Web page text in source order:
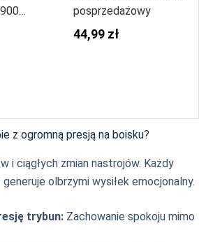
posprzedażowy
44,99 zł
z ogromną presją na boisku?
i ciągłych zmian nastrojów. Każdy
olbrzymi wysiłek emocjonalny.
trybun: Zachowanie spokoju mimo